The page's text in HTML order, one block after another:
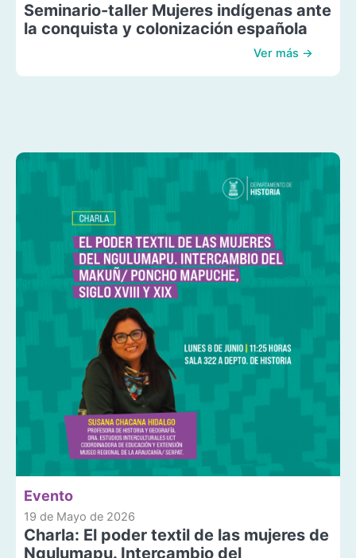
Seminario-taller Mujeres indígenas ante
la conquista y colonización española
Ver más →
Evento
19 de Mayo de 2026
Charla: El poder textil de las mujeres de
Ngulumapu. Intercambio del